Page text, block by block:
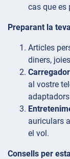
cas que es
Preparant la
Articles
diners,
al vostre
auriculars
el vol.
Consells per